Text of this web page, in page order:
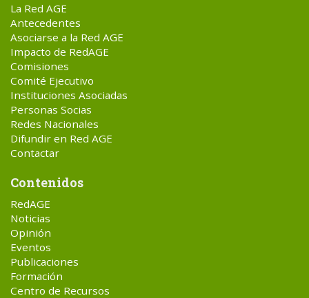
La Red AGE
Antecedentes
Asociarse a la Red AGE
Impacto de RedAGE
Comisiones
Comité Ejecutivo
Instituciones Asociadas
Personas Socias
Redes Nacionales
Difundir en Red AGE
Contactar
Contenidos
RedAGE
Noticias
Opinión
Eventos
Publicaciones
Formación
Centro de Recursos